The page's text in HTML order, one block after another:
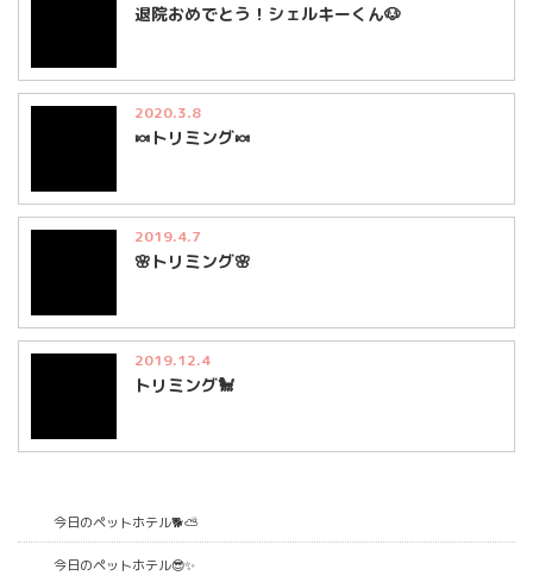
退院おめでとう！シェルキーくん🐶
2020.3.8
🍬トリミング🍬
2019.4.7
🌸トリミング🌸
2019.12.4
トリミング🐩
今日のペットホテル🐕⛅
今日のペットホテル😎✨